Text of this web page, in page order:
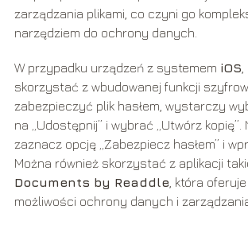
zarządzania plikami, co czyni go
narzędziem do ochrony danych.
W przypadku urządzeń z systemem iOS
skorzystać z wbudowanej funkcji
zabezpieczyć plik hasłem, wystarczy
na „Udostępnij” i wybrać „Utwórz kopię”.
zaznacz opcję „Zabezpiecz hasłem” i
Można również skorzystać z aplikacji
Documents by Readdle, która
możliwości ochrony danych i